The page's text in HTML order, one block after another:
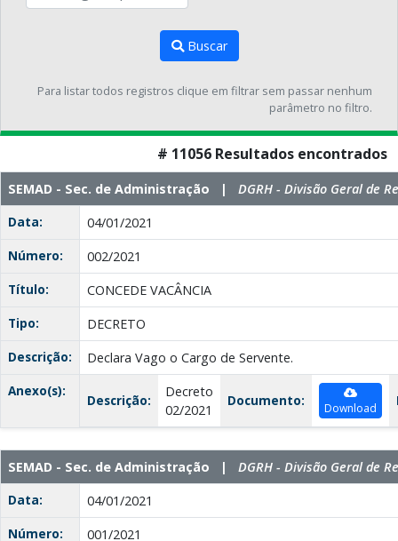
Buscar
Para listar todos registros clique em filtrar sem passar nenhum
parâmetro no filtro.
# 11056 Resultados encontrados
SEMAD - Sec. de Administração | DGRH - Divisão Geral de
Data:
04/01/2021
Número:
002/2021
Título:
CONCEDE VACÂNCIA
Tipo:
DECRETO
Descrição:
Declara Vago o Cargo de Servente.
Anexo(s):
Descrição:
Decreto
02/2021
Documento: Download
SEMAD - Sec. de Administração | DGRH - Divisão Geral de
Data:
04/01/2021
Número:
001/2021